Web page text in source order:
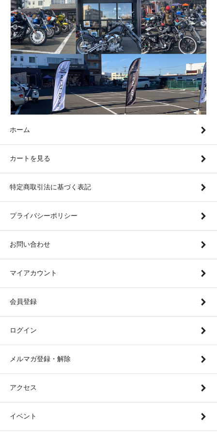
ホーム
カートを見る
特定商取引法に基づく表記
プライバシーポリシー
お問い合わせ
マイアカウント
会員登録
ログイン
メルマガ登録・解除
アクセス
イベント